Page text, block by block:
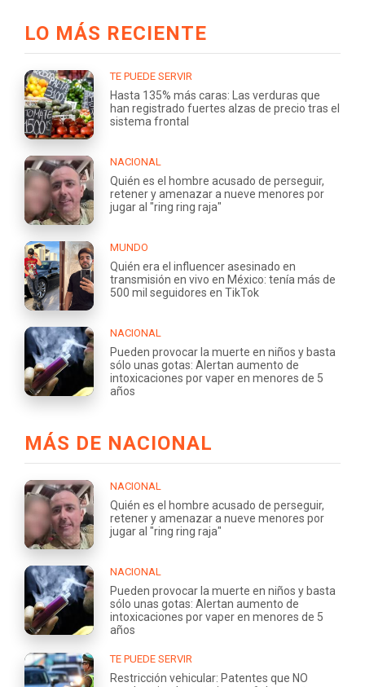
LO MÁS RECIENTE
TE PUEDE SERVIR
Hasta 135% más caras: Las verduras que
han registrado fuertes alzas de precio tras el
sistema frontal
NACIONAL
Quién es el hombre acusado de perseguir,
retener y amenazar a nueve menores por
jugar al "ring ring raja"
MUNDO
Quién era el influencer asesinado en
transmisión en vivo en México: tenía más de
500 mil seguidores en TikTok
NACIONAL
Pueden provocar la muerte en niños y basta
sólo unas gotas: Alertan aumento de
intoxicaciones por vaper en menores de 5
años
MÁS DE NACIONAL
NACIONAL
Quién es el hombre acusado de perseguir,
retener y amenazar a nueve menores por
jugar al "ring ring raja"
NACIONAL
Pueden provocar la muerte en niños y basta
sólo unas gotas: Alertan aumento de
intoxicaciones por vaper en menores de 5
años
TE PUEDE SERVIR
Restricción vehicular: Patentes que NO